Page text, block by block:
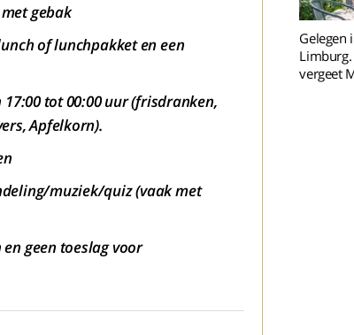
gebak
of lunchpakket en een
tot 00:00 uur (frisdranken,
Apfelkorn).
muziek/quiz (vaak met
geen toeslag voor
Gelegen
vergeet